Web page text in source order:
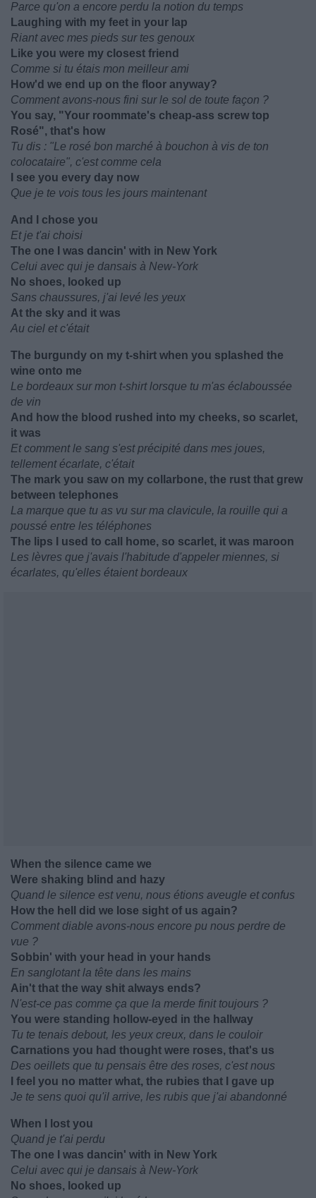
Parce qu'on a encore perdu la notion du temps
Laughing with my feet in your lap
Riant avec mes pieds sur tes genoux
Like you were my closest friend
Comme si tu étais mon meilleur ami
How'd we end up on the floor anyway?
Comment avons-nous fini sur le sol de toute façon ?
You say, "Your roommate's cheap-ass screw top
Rosé", that's how
Tu dis : "Le rosé bon marché à bouchon à vis de ton
colocataire", c'est comme cela
I see you every day now
Que je te vois tous les jours maintenant
And I chose you
Et je t'ai choisi
The one I was dancin' with in New York
Celui avec qui je dansais à New-York
No shoes, looked up
Sans chaussures, j'ai levé les yeux
At the sky and it was
Au ciel et c'était
The burgundy on my t-shirt when you splashed the
wine onto me
Le bordeaux sur mon t-shirt lorsque tu m'as éclaboussée
de vin
And how the blood rushed into my cheeks, so scarlet,
it was
Et comment le sang s'est précipité dans mes joues,
tellement écarlate, c'était
The mark you saw on my collarbone, the rust that grew
between telephones
La marque que tu as vu sur ma clavicule, la rouille qui a
poussé entre les téléphones
The lips I used to call home, so scarlet, it was maroon
Les lèvres que j'avais l'habitude d'appeler miennes, si
écarlates, qu'elles étaient bordeaux
When the silence came we
Were shaking blind and hazy
Quand le silence est venu, nous étions aveugle et confus
How the hell did we lose sight of us again?
Comment diable avons-nous encore pu nous perdre de
vue ?
Sobbin' with your head in your hands
En sanglotant la tête dans les mains
Ain't that the way shit always ends?
N'est-ce pas comme ça que la merde finit toujours ?
You were standing hollow-eyed in the hallway
Tu te tenais debout, les yeux creux, dans le couloir
Carnations you had thought were roses, that's us
Des oeillets que tu pensais être des roses, c'est nous
I feel you no matter what, the rubies that I gave up
Je te sens quoi qu'il arrive, les rubis que j'ai abandonné
When I lost you
Quand je t'ai perdu
The one I was dancin' with in New York
Celui avec qui je dansais à New-York
No shoes, looked up